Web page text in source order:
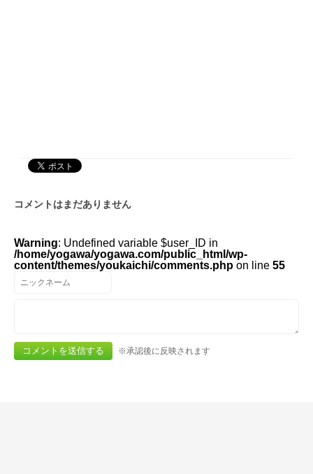
コメントはまだありません
Warning: Undefined variable $user_ID in
/home/yogawa/yogawa.com/public_html/wp-
content/themes/youkaichi/comments.php on line 55
※承認後に反映されます